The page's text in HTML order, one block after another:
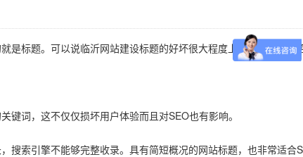
标题。可以说临沂网站建设标题的好坏很大程度上决定了客户是
词，这不仅仅损坏用户体验而且对SEO也有影响。
搜索引擎不能够完整收录。具有简短概况的网站标题，也非常适合